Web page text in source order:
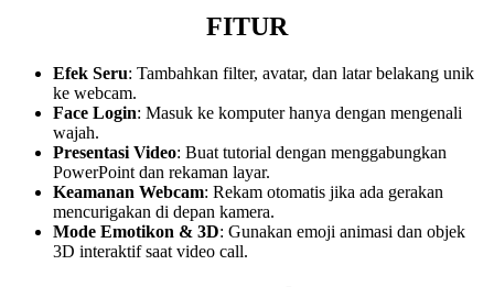
FITUR
Efek Seru: Tambahkan filter, avatar, dan latar belakang unik
ke webcam.
Face Login: Masuk ke komputer hanya dengan mengenali
wajah.
Presentasi Video: Buat tutorial dengan menggabungkan
PowerPoint dan rekaman layar.
Keamanan Webcam: Rekam otomatis jika ada gerakan
mencurigakan di depan kamera.
Mode Emotikon & 3D: Gunakan emoji animasi dan objek
3D interaktif saat video call.